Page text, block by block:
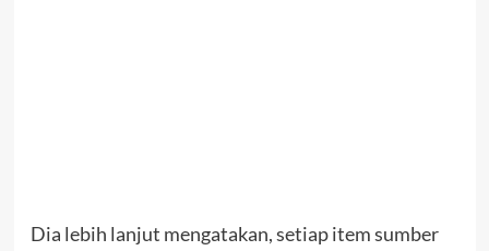
Dia lebih lanjut mengatakan, setiap item sumber